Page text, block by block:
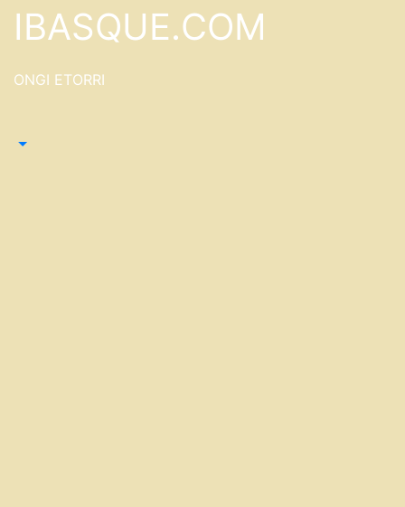
Saltar
IBASQUE.COM
ONGI ETORRI